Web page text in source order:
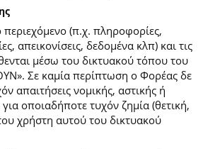
(π.χ. πληροφορίες,
απεικονίσεις, δεδομένα κλπ) και τις
μέσω του δικτυακού τόπου του
Σε καμία περίπτωση ο Φορέας δε
απαιτήσεις νομικής, αστικής ή
οποιαδήποτε τυχόν ζημία (θετική,
χρήστη αυτού του δικτυακού